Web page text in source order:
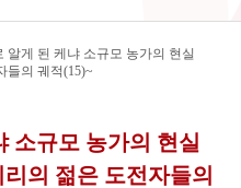
알게 된 케냐 소규모 농가의 현실
들의 궤적(15)~
소규모 농가의 현실
의 젊은 도전자들의